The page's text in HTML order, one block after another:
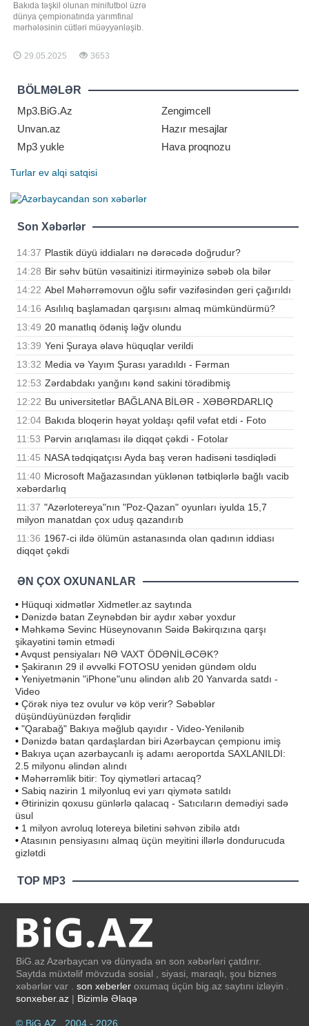
Bakıda təşkil olunan minifutbol üzrə
dünya çempionatında yarımfinal
mərhələsinin cütləri müəyyənləşib.
Arenasında baş tutan 1/4 final
mərhələsinin qarşılaşmalarından
Mavritaniyanı, Monteneqro Çexiyanı
1:0 hesabı ilə məğlub edib.
Azərbayca
29.05.2025 3653
BÖLMƏLƏR
Mp3.BiG.Az
Zengimcell
Unvan.az
Hazır mesajlar
Mp3 yukle
Hava proqnozu
Turlar ev alqi satqisi
Son Xəbərlər
14:37 Plastik düyü iddiaları nə dərəcədə doğrudur?
14:28 Bir səhv bütün vəsaitinizi itirməyinizə səbəb ola bilər
14:22 Abel Məhərrəmovun oğlu səfir vəzifəsindən geri çağırıldı
14:16 Asılılıq başlamadan qarşısını almaq mümkündürmü?
13:49 20 manatlıq ödəniş ləğv olundu
13:39 Yeni Şuraya əlavə hüquqlar verildi
13:32 Media və Yayım Şurası yaradıldı - Fərman
12:53 Zərdabdakı yanğını kənd sakini törədibmiş
12:22 Bu universitetlər BAĞLANA BİLƏR - XƏBƏRDARLIQ
12:04 Bakıda bloqerin həyat yoldaşı qəfil vəfat etdi - Foto
11:53 Pərvin arıqlaması ilə diqqət çəkdi - Fotolar
11:45 NASA tədqiqatçısı Ayda baş verən hadisəni təsdiqlədi
11:40 Microsoft Mağazasından yüklənən tətbiqlərlə bağlı vacib
xəbərdarlıq
11:37 "Azərlotereya"nın "Poz-Qazan" oyunları iyulda 15,7
milyon manatdan çox uduş qazandırıb
11:36 1967-ci ildə ölümün astanasında olan qadının iddiası
diqqət çəkdi
ƏN ÇOX OXUNANLAR
• Hüquqi xidmətlər Xidmetler.az saytında
• Dənizdə batan Zeynəbdən bir aydır xəbər yoxdur
• Məhkəmə Sevinc Hüseynovanın Səidə Bəkirqızına qarşı
şikayətini təmin etmədi
•Avqust pensiyaları NƏ VAXT ÖDƏNİLƏCƏK?
• Şakiranın 29 il əvvəlki FOTOSU yenidən gündəm oldu
• Yeniyetmənin "iPhone"unu əlindən alıb 20 Yanvarda satdı -
Video
• Çörək niyə tez ovulur və köp verir? Səbəblər
düşündüyünüzdən fərqlidir
• "Qarabağ" Bakıya məğlub qayıdır - Video-Yenilənib
• Dənizdə batan qardaşlardan biri Azərbaycan çempionu imiş
• Bakıya uçan azərbaycanlı iş adamı aeroportda SAXLANILDI:
2.5 milyonu əlindən alındı
• Məhərrəmlik bitir: Toy qiymətləri artacaq?
• Sabiq nazirin 1 milyonluq evi yarı qiymətə satıldı
• Ətirinizin qoxusu günlərlə qalacaq - Satıcıların demədiyi sadə
üsul
• 1 milyon avroluq lotereya biletini səhvən zibilə atdı
•Atasının pensiyasını almaq üçün meyitini illərlə dondurucuda
gizlətdi
TOP MP3
BiG.az Azərbaycan və dünyada ən son xəbərləri çatdırır.
Saytda müxtəlif mövzuda sosial , siyasi, maraqlı, şou biznes
xəbərlər var . son xeberler oxumaq üçün big.az saytını izləyin .
sonxeber.az | Bizimlə Əlaqə
© BiG.AZ , 2004 - 2026